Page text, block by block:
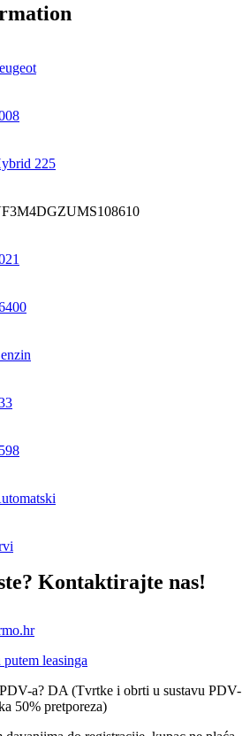
225
Kontaktirajte nas!
leasinga
a? DA (Tvrtke i obrti u sustavu PDV-
50% pretporeza)